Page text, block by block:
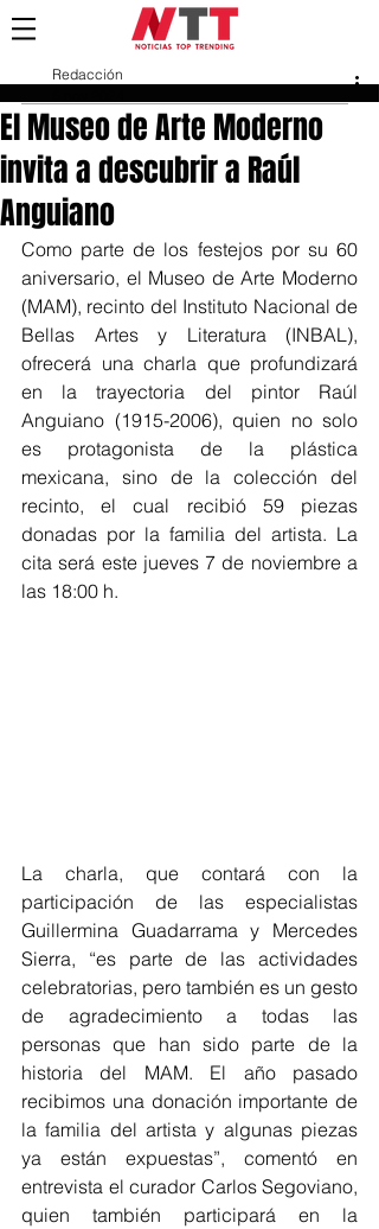
El Museo de Arte Moderno
invita a descubrir a Raúl
Anguiano
Redacción
Como parte de los festejos por su 60
aniversario, el Museo de Arte Moderno
(MAM), recinto del Instituto Nacional de
Bellas Artes y Literatura (INBAL),
ofrecerá una charla que profundizará
en la trayectoria del pintor Raúl
Anguiano (1915-2006), quien no solo
es protagonista de la plástica
mexicana, sino de la colección del
recinto, el cual recibió 59 piezas
donadas por la familia del artista. La
cita será este jueves 7 de noviembre a
las 18:00 h.
La charla, que contará con la
participación de las especialistas
Guillermina Guadarrama y Mercedes
Sierra, “es parte de las actividades
celebratorias, pero también es un gesto
de agradecimiento a todas las
personas que han sido parte de la
historia del MAM. El año pasado
recibimos una donación importante de
la familia del artista y algunas piezas
ya están expuestas”, comentó en
entrevista el curador Carlos Segoviano,
quien también participará en la